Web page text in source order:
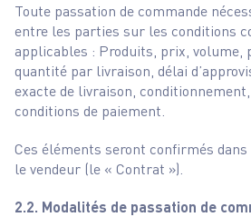
Toute passation de commande
entre les parties sur les conditions
applicables : Produits, prix, volume,
quantité par livraison, délai
exacte de livraison,
conditions de paiement.
Ces éléments seront confirmés
le vendeur (le « Contrat »).
2.2. Modalités de passation de